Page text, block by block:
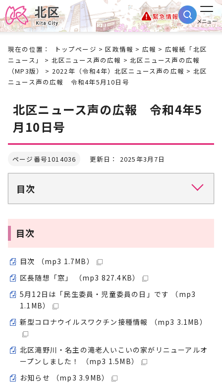
緊急情報
メニュー
現在の位置： トップページ >区政情報 > 広報 > 広報紙「北区
ニュース」
> 北区ニュース声の広報 >北区ニュース声の広報
（MP3版）
> 2022年（令和4年）北区ニュース声の広報 > 北区
ニュース声の広報 令和4年5月10日号
北区ニュース声の広報 令和4年5
月10日号
ページ番号1014036 更新日： 2025年3月7日
目次
目次
目次 （mp3 1.7MB）
区長随想「窓」 （mp3 827.4KB）
5月12日は「民生委員・児童委員の日」です （mp3
1.1MB）
新型コロナウイルスワクチン接種情報 （mp3 3.1MB）
北区滝野川・名主の滝老人いこいの家がリニューアルオ
ープンしました！ （mp3 1.5MB）
お知らせ （mp3 3.9MB）